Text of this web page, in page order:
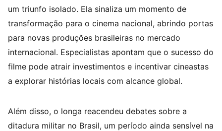
um triunfo isolado. Ela sinaliza um momento de
transformação para o cinema nacional, abrindo portas
para novas produções brasileiras no mercado
internacional. Especialistas apontam que o sucesso do
filme pode atrair investimentos e incentivar cineastas
a explorar histórias locais com alcance global.
Além disso, o longa reacendeu debates sobre a
ditadura militar no Brasil, um período ainda sensível na